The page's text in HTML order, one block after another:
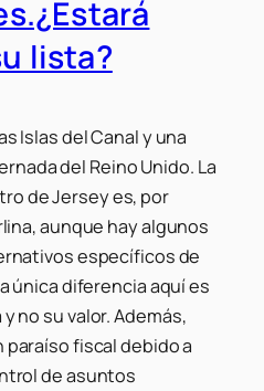
lista?
Islas del Canal y una
del Reino Unido. La
de Jersey es, por
aunque hay algunos
específicos de
única diferencia aquí es
no su valor. Además,
fiscal debido a
de asuntos